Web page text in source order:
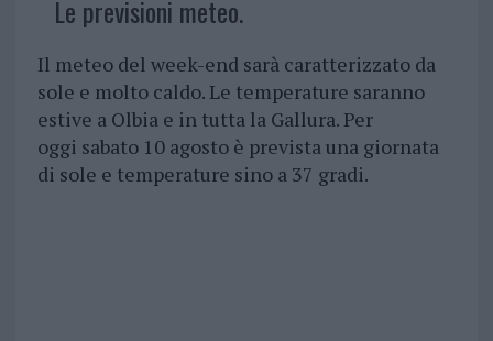
Le previsioni meteo.
Il meteo del week-end sarà caratterizzato da
sole e molto caldo. Le temperature saranno
estive a Olbia e in tutta la Gallura. Per
oggi sabato 10 agosto è prevista una giornata
di sole e temperature sino a 37 gradi.